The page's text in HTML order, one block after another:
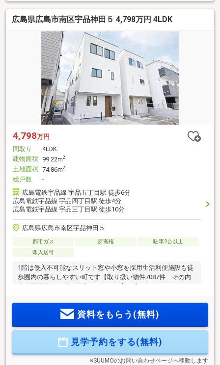
広島県広島市南区宇品神田５ 4,798万円 4LDK
4,798万円
間取り
4LDK
建物面積 99.22m2
土地面積 74.86m2
総戸数
-
広島電鉄宇品線 宇品五丁目駅 徒歩6分
広島電鉄宇品線 宇品四丁目駅 徒歩4分
広島電鉄宇品線 宇品三丁目駅 徒歩10分
広島県広島市南区宇品神田５
都市ガス 所有権
駐車2台以上
即入居可
1階は侵入不可能なスリット窓や小窓を採用生活利便施設も徒
歩圏内の暮らしやすい町です【取り扱い物件7087件 その内
市立宇品東小学校まで 徒歩3分〇広島市立宇品中学校まで
徒歩14分〇谷の百合幼稚園まで 徒歩3分〇セブンイレブン 広
まで 徒歩4分
資料をもらう(無料)
見学予約をする(無料)
※SUUMOのお問い合わせページへ移動します